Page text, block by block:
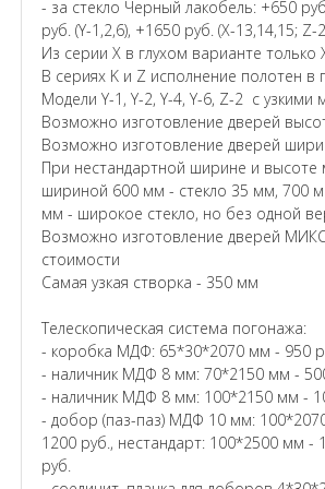
- за стекло Черный лакобель: +650
руб. (Y-1,2,6), +1650 руб. (X-13,14,15; Z-
Из серии X в глухом варианте только
В сериях K и Z исполнение полотен в
Модели Y-1, Y-2, Y-4, Y-6, Z-2 с
Возможно изготовление дверей
Возможно изготовление дверей
При нестандартной ширине и высоте
шириной 600 мм - стекло 35 мм, 700
мм - широкое стекло, но без одной
Возможно изготовление дверей
стоимости
Самая узкая створка - 350 мм
Телескопическая система погонажа:
- коробка МДФ: 65*30*2070 мм - 950
- наличник МДФ 8 мм: 70*2150 мм -
- наличник МДФ 8 мм: 100*2150 мм -
- добор (паз-паз) МДФ 10 мм:
1200 руб., нестандарт: 100*2500 мм
руб.